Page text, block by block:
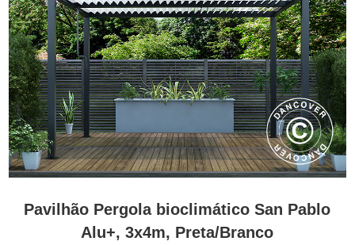
Pavilhão Pergola bioclimático San Pablo
Alu+, 3x4m, Preta/Branco